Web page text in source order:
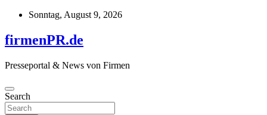
Skip
content
Sonntag, August 9, 2026
firmenPR.de
Presseportal & News von Firmen
Search